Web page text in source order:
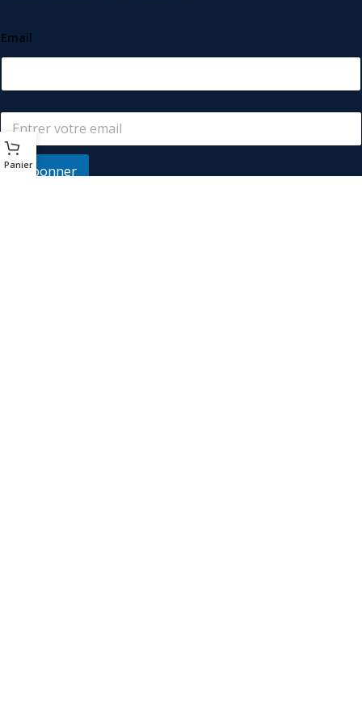
Email
S'abonner
Panier